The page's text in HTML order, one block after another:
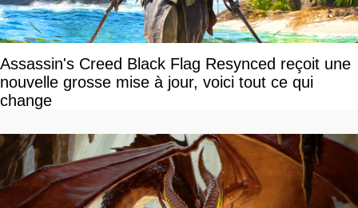
Assassin's Creed Black Flag Resynced reçoit une
nouvelle grosse mise à jour, voici tout ce qui
change